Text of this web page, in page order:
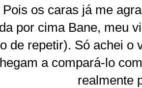
os caras já me
por cima Bane, meu
de repetir). Só achei o
a compará-lo
realmente